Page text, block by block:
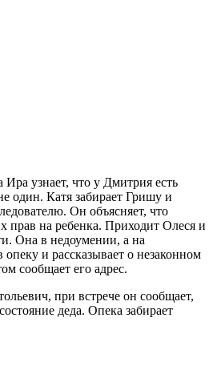
узнает, что у Дмитрия есть
один. Катя забирает Гришу и
Он объясняет, что
прав на ребенка. Приходит Олеся и
Она в недоумении, а на
и рассказывает о незаконном
сообщает его адрес.
при встрече он сообщает,
деда. Опека забирает